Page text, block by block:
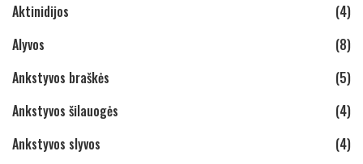
Aktinidijos
(4)
Alyvos
(8)
Ankstyvos braškės
(5)
Ankstyvos šilauogės
(4)
Ankstyvos slyvos
(4)